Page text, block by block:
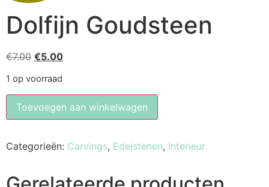
Dolfijn Goudsteen
€7.00 €5.00
1 op voorraad
Toevoegen aan winkelwagen
Categorieën: Carvings, Edelstenen, Interieur